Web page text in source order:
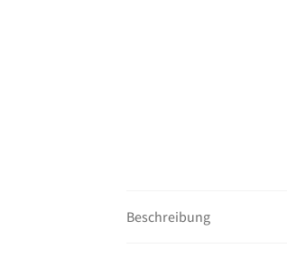
Beschreibung